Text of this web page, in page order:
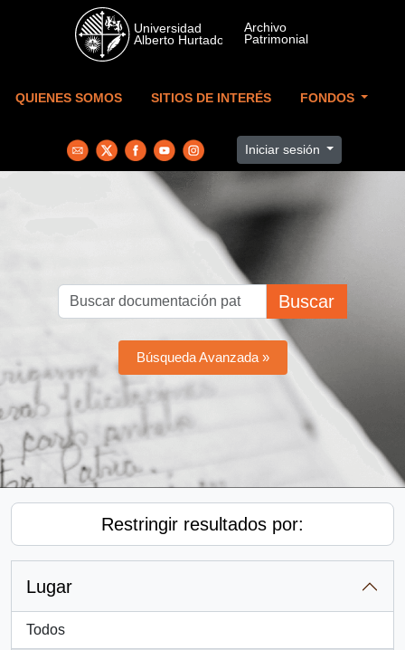
Skip to main content
QUIENES SOMOS SITIOS DE INTERÉS FONDOS
Iniciar sesión
Buscar
Búsqueda Avanzada »
Restringir resultados por:
Lugar
Todos